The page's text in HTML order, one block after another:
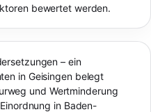
bewertet werden.
– ein
in Geisingen belegt
und Wertminderung
in Baden-